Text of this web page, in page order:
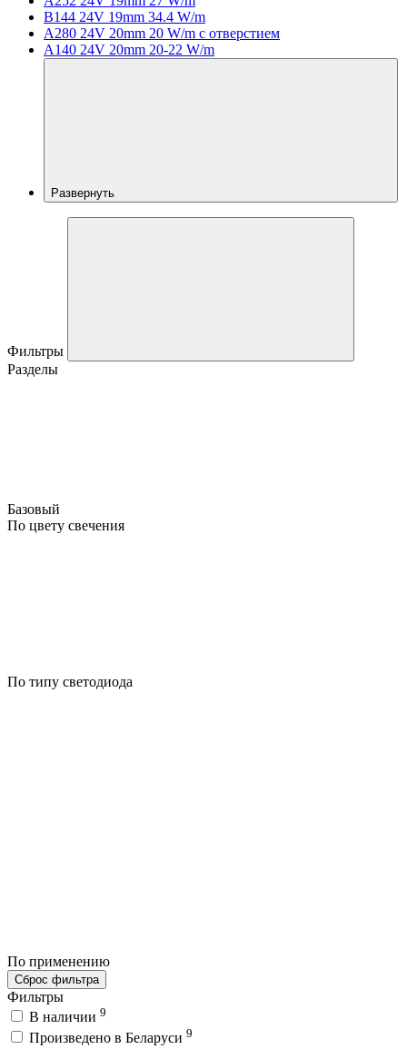
B144 24V 19mm 34.4 W/m
A280 24V 20mm 20 W/m с отверстием
A140 24V 20mm 20-22 W/m
Развернуть
Фильтры
Разделы
Базовый
По цвету свечения
По типу светодиода
По применению
Сброс фильтра
Фильтры
В наличии 9
Произведено в Беларуси 9